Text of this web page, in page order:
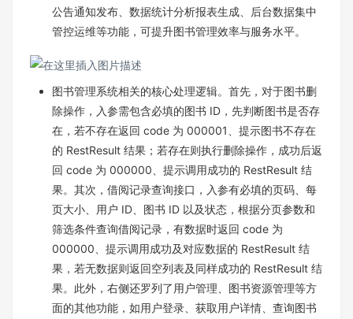
公告通知发布、数据统计分析报表生成、后台数据集中
管控运维等功能，可提升图书管理效率与服务水平。
图书管理系统相关的核心处理逻辑。首先，对于图书删
除操作，入参需包含必填的图书 ID，先判断图书是否存
在，若不存在返回 code 为 000001、提示图书不存在
的 RestResult 结果；若存在则执行删除操作，成功后返
回 code 为 000000、提示调用成功的 RestResult 结
果。其次，借阅记录查询接口，入参有必填的页码、每
页大小、用户 ID、图书 ID 以及状态，根据分页参数和
筛选条件查询借阅记录，有数据时返回 code 为
000000、提示调用成功及对应数据的 RestResult 结
果，若无数据则返回空列表及同样成功的 RestResult 结
果。此外，右侧还罗列了用户管理、图书资源管理等方
面的其他功能，如用户登录、获取用户详情、查询图书